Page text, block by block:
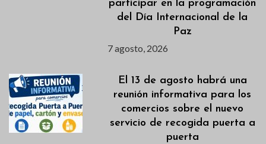
participar en la programación
del Día Internacional de la
Paz
7 agosto, 2026
El 13 de agosto habrá una
reunión informativa para los
comercios sobre el nuevo
servicio de recogida puerta a
puerta